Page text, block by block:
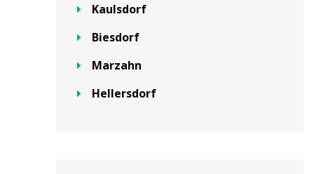
Kaulsdorf
Biesdorf
Marzahn
Hellersdorf